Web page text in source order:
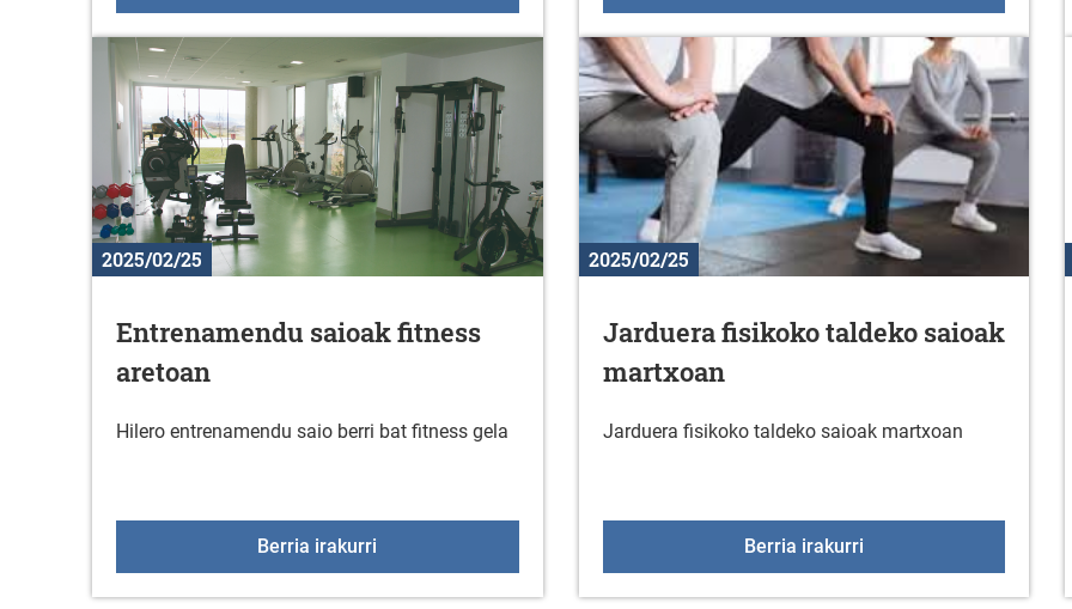
2025/02/25
Entrenamendu saioak fitness
aretoan
Hilero entrenamendu saio berri bat fitness gela
Berria irakurri
2025/02/25
Jarduera fisikoko taldeko saioak
martxoan
Jarduera fisikoko taldeko saioak martxoan
Berria irakurriJarduera fisikoko